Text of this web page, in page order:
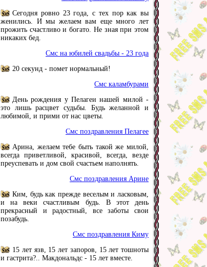
Сегодня ровно 23 года, с тех пор как вы
женились. И мы желаем вам еще много лет
прожить счастливо и богато. Не зная при этом
никаких бед.
Смс на юбилей свадьбы - 23 года
20 секунд - помет нормальный!
Смс каламбурами
День рождения у Пелагеи нашей милой -
это лишь расцвет судьбы. Будь желанной и
любимой, и прими от нас цветы.
Смс поздравления Пелагее
Арина, желаем тебе быть такой же милой,
всегда приветливой, красивой, всегда, везде
преуспевать и дом свой счастьем наполнять.
Смс поздравления Арине
Ким, будь как прежде веселым и ласковым,
и на веки счастливым будь. В этот день
прекрасный и радостный, все заботы свои
позабудь.
Смс поздравления Киму
15 лет язв, 15 лет запоров, 15 лет тошноты
и гастрита?.. Макдональдс - 15 лет вместе.